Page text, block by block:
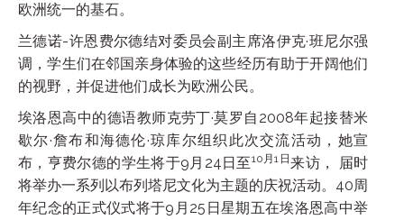
欧洲统一的基石。
兰德诺-许恩费尔德结对委员会副主席洛伊克·班尼尔强
调，学生们在邻国亲身体验的这些经历有助于开阔他们
的视野，并促进他们成长为欧洲公民。
埃洛恩高中的德语教师克劳丁·莫罗自2008年起接替米
歇尔·詹布和海德伦·琼库尔组织此次交流活动，她宣
布，亨费尔德的学生将于9月24日至10月1日 来访， 届时
将举办一系列以布列塔尼文化为主题的庆祝活动。40周
年纪念的正式仪式将于9月25日星期五在埃洛恩高中举